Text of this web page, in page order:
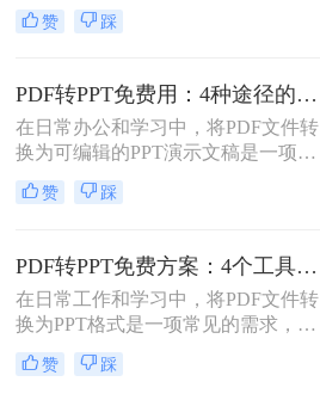
了方便展示、编辑还是进一步处理，
掌握几种高效的PDF转PPT方法都是
PPT呢？本文将详细介绍两种常见的
PDF转PPT方法，帮助用户轻松完成
文件格式转换。
赞 踩
PDF转PPT免费用：4种途径的转换精度和排版保留能力对比！
在日常办公和学习中，将PDF文件转
换为可编辑的PPT演示文稿是一项高
频需求。无论是需要修改过时的课
件、提取报告中的数据制作新方案，
速且免费地完成格式转换都能极大提
升工作效率。那么如何免费把pdf转成
PPT呢？
赞 踩
PDF转PPT免费方案：4个工具的文件限制和输出质量对比！
在日常工作和学习中，将PDF文件转
换为PPT格式是一项常见的需求，以
便更好地进行演示和分享。虽然市面
上有许多专业的转换软件和服务，但
赞 踩